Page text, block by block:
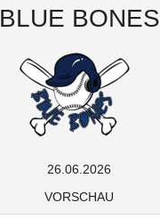
BLUE BONES
26.06.2026
VORSCHAU